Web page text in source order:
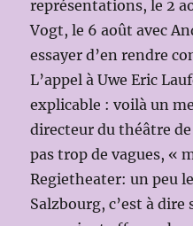
représentations, le 2
Vogt, le 6 août avec
essayer d’en rendre
L’appel à Uwe Eric
explicable : voilà un
directeur du théâtre
pas trop de vagues, «
Regietheater: un peu
Salzbourg, c’est à dire